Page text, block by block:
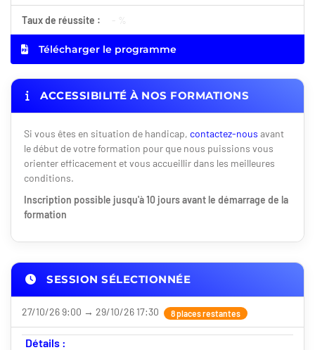
Taux de réussite : - %
Télécharger le programme
ACCESSIBILITÉ À NOS FORMATIONS
Si vous êtes en situation de handicap, contactez-nous avant
le début de votre formation pour que nous puissions vous
orienter efficacement et vous accueillir dans les meilleures
conditions.
Inscription possible jusqu'à 10 jours avant le démarrage de la
formation
SESSION SÉLECTIONNÉE
27/10/26 9:00 → 29/10/26 17:30 8 places restantes
Détails :